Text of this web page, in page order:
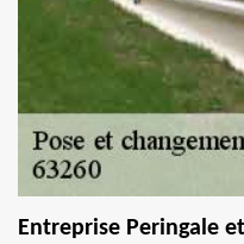
Entreprise Peringale